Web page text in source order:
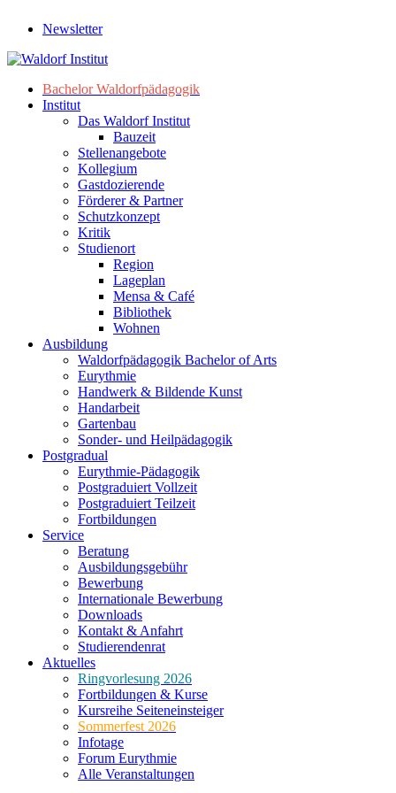
Newsletter
Bachelor Waldorfpädagogik
Institut
Das Waldorf Institut
Bauzeit
Stellenangebote
Kollegium
Gastdozierende
Förderer & Partner
Schutzkonzept
Kritik
Studienort
Region
Lageplan
Mensa & Café
Bibliothek
Wohnen
Ausbildung
Waldorfpädagogik Bachelor of Arts
Eurythmie
Handwerk & Bildende Kunst
Handarbeit
Gartenbau
Sonder- und Heilpädagogik
Postgradual
Eurythmie-Pädagogik
Postgraduiert Vollzeit
Postgraduiert Teilzeit
Fortbildungen
Service
Beratung
Ausbildungsgebühr
Bewerbung
Internationale Bewerbung
Downloads
Kontakt & Anfahrt
Studierendenrat
Aktuelles
Ringvorlesung 2026
Fortbildungen & Kurse
Kursreihe Seiteneinsteiger
Sommerfest 2026
Infotage
Forum Eurythmie
Alle Veranstaltungen